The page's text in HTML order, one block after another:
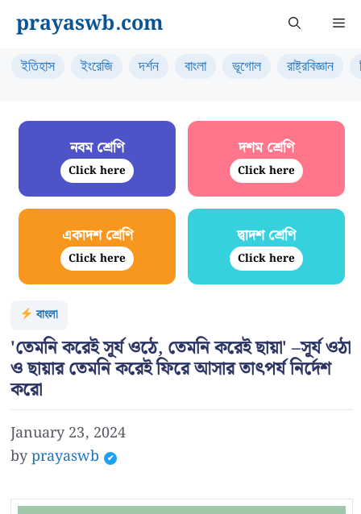
content
prayaswb.com
ইতিহাস ইংরেজি দর্শন বাংলা ভূগোল রাষ্ট্রবিজ্ঞান
নবম শ্রেণি
Click here
দশম শ্রেণি
Click here
একাদশ শ্রেণি
Click here
দ্বাদশ শ্রেণি
Click here
বাংলা
'তেমনি করেই সূর্য ওঠে, তেমনি করেই ছায়া' –সূর্য ওঠা
ও ছায়ার তেমনি করেই ফিরে আসার তাৎপর্য নির্দেশ
করো
January 23, 2024
byprayaswb